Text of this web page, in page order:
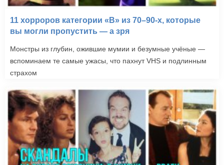
11 хорроров категории «B» из 70–90-х, которые
вы могли пропустить — а зря
Монстры из глубин, ожившие мумии и безумные учёные —
вспоминаем те самые ужасы, что пахнут VHS и подлинным
страхом